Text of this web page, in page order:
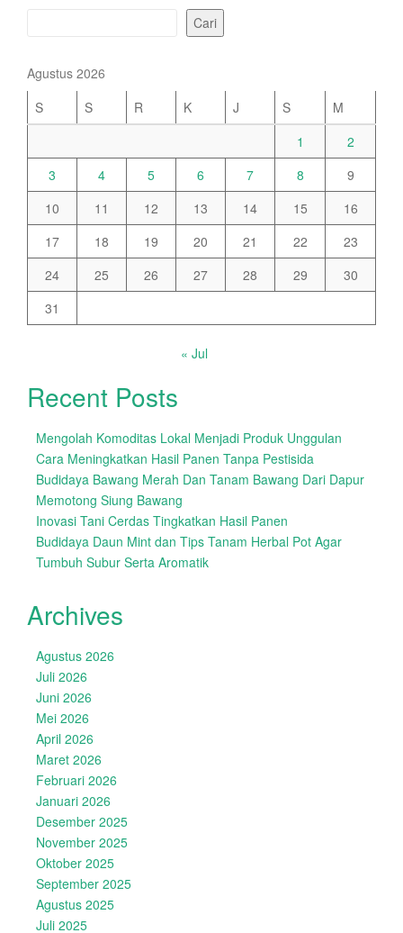
Cari
Agustus 2026
S
S R K J S
M
1
2
3
4 5 6 7 8
9
10
11 12 13 14 15
16
17
18 19 20 21 22
23
24
25 26 27 28 29
30
31
« Jul
Recent Posts
Mengolah Komoditas Lokal Menjadi Produk Unggulan
Cara Meningkatkan Hasil Panen Tanpa Pestisida
Budidaya Bawang Merah Dan Tanam Bawang Dari Dapur
Memotong Siung Bawang
Inovasi Tani Cerdas Tingkatkan Hasil Panen
Budidaya Daun Mint dan Tips Tanam Herbal Pot Agar
Tumbuh Subur Serta Aromatik
Archives
Agustus 2026
Juli 2026
Juni 2026
Mei 2026
April 2026
Maret 2026
Februari 2026
Januari 2026
Desember 2025
November 2025
Oktober 2025
September 2025
Agustus 2025
Juli 2025